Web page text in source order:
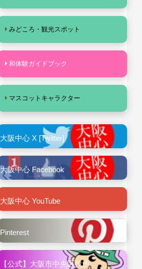
みどころ・観光スポット
和体験ガイドブック
マスコットキャラクター
大阪中心 X [Twitter]
大阪中心 Facebook
大阪中心 YouTube
Pinterest
【公式】大阪市中央区役所